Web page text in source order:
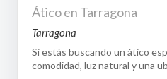
Ático en Tarragona
Tarragona
Si estás buscando un ático
comodidad, luz natural y una